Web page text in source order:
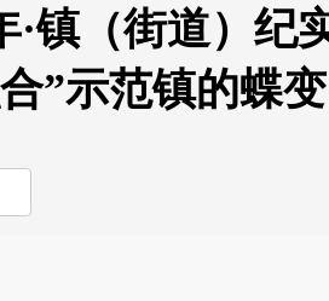
·镇（街道）纪
”示范镇的蝶变